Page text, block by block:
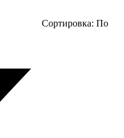
Сортировка: По